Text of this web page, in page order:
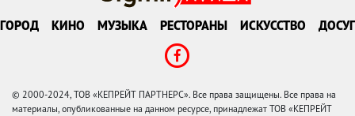
ГОРОД КИНО МУЗЫКА РЕСТОРАНЫ ИСКУССТВО ДОСУГ
© 2000-2024, ТОВ «КЕПРЕЙТ ПАРТНЕРС». Все права защищены. Все права на
материалы, опубликованные на данном ресурсе, принадлежат ТОВ «КЕПРЕЙТ